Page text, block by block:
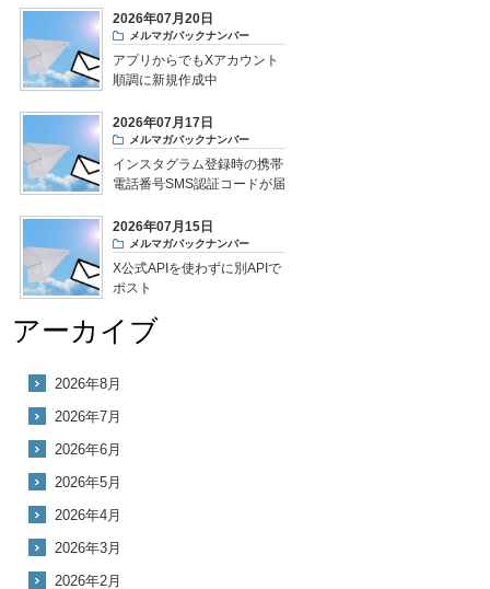
2026年07月20日
メルマガバックナンバー
アプリからでもXアカウント
順調に新規作成中
2026年07月17日
メルマガバックナンバー
インスタグラム登録時の携帯
電話番号SMS認証コードが届
2026年07月15日
メルマガバックナンバー
X公式APIを使わずに別APIで
ポスト
アーカイブ
2026年8月
2026年7月
2026年6月
2026年5月
2026年4月
2026年3月
2026年2月